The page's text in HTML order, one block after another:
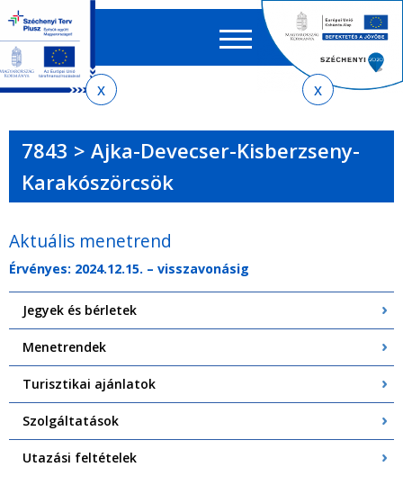
menetrendkeresőhöz
almenühöz
tartalomra
oldaltérképre
EN HU
űrlap
7843 > Ajka-Devecser-Kisberzseny-
Karakószörcsök
Aktuális menetrend
Érvényes: 2024.12.15. – visszavonásig
Jegyek és bérletek
Menetrendek
Turisztikai ajánlatok
Szolgáltatások
Utazási feltételek